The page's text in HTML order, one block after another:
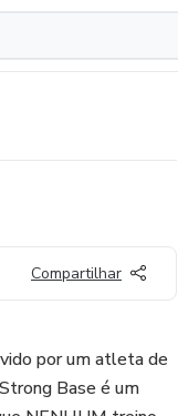
Compartilhar
por um atleta de
Base é um